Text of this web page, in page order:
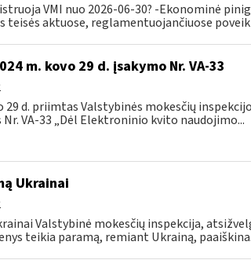
VMI nuo 2026-06-30? -Ekonominė
teisės aktuose, reglamentuojančiuose
m. kovo 29 d. įsakymo Nr. VA-33
29 d. priimtas Valstybinės mokesčių
VA-33 „Dėl Elektroninio kvito naudojimo...
Ukrainai
Valstybinė mokesčių inspekcija,
teikia paramą, remiant Ukrainą,